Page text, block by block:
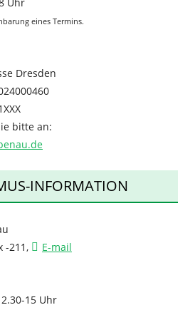
eines Termins.
Dresden
bitte an:
INFORMATION
-211,
E-mail
15 Uhr